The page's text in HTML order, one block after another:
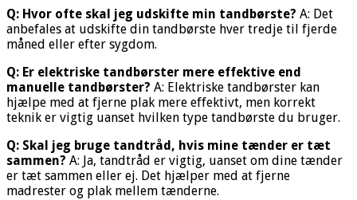
Q: Hvor ofte skal jeg udskifte min tandbørste? A: Det
anbefales at udskifte din tandbørste hver tredje til fjerde
måned eller efter sygdom.
Q: Er elektriske tandbørster mere effektive end
manuelle tandbørster? A: Elektriske tandbørster kan
hjælpe med at fjerne plak mere effektivt, men korrekt
teknik er vigtig uanset hvilken type tandbørste du bruger.
Q: Skal jeg bruge tandtråd, hvis mine tænder er tæt
sammen? A: Ja, tandtråd er vigtig, uanset om dine tænder
er tæt sammen eller ej. Det hjælper med at fjerne
madrester og plak mellem tænderne.